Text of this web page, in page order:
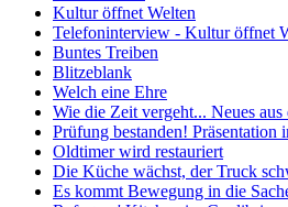
Kultur öffnet Welten
Telefoninterview - Kultur öffnet
Buntes Treiben
Blitzeblank
Welch eine Ehre
Wie die Zeit vergeht... Neues aus
Prüfung bestanden! Präsentation
Oldtimer wird restauriert
Die Küche wächst, der Truck
Es kommt Bewegung in die